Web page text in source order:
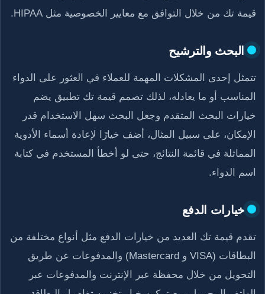
قيمة تك من خلال التوافق مع معايير الخصوصية مثل HIPAA.
البحث والترشيح
تتمثل إحدى المشكلات المهمة للعملاء في العثور على الدواء
المناسب أو ما يعادله، لذلك تصمم قيمة تك تطبيق يضم
خيارات البحث المتقدم وجعل البحث سهل الاستخدام قدر
الإمكان، على سبيل المثال، أضف خيارًا لإعادة أسماء الأدوية
المماثلة في قائمة النتائج، حتى لو أخطأ المستخدم في كتابة
اسم الدواء.
خيارات الدفع
تقدم قيمة تك العديد من خيارات الدفع مثل أنواع مختلفة من
البطاقات (VISA و Mastercard) والمدفوعات عن طريق
التحويل من خلال محفظة عبر الإنترنت والمدفوعات عبر